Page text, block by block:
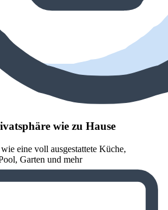
wie zu Hause
eine voll ausgestattete Küche,
Garten und mehr